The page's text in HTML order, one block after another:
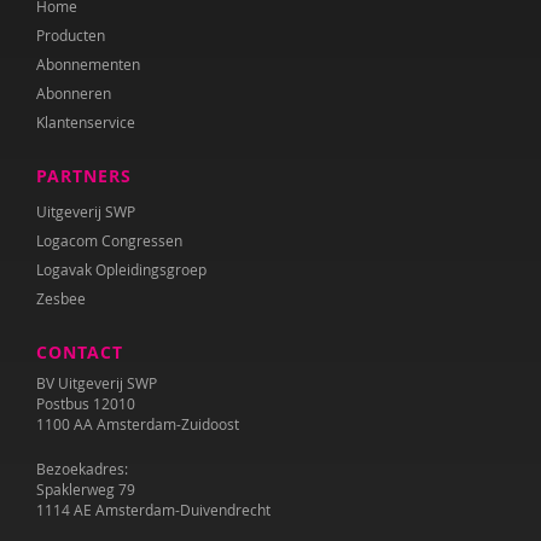
Kirsten Nøhr
Yasmine Oudriss-Kamouni
Anne Pennings
Bodine Romijn
Félice van der Sande
Wilma Schepers
Jeroen Schipper
Elly Singer
Sanne Spiero
Home
Producten
Abonnementen
Abonneren
Klantenservice
PARTNERS
Uitgeverij SWP
Logacom Congressen
Logavak Opleidingsgroep
Zesbee
CONTACT
BV Uitgeverij SWP
Postbus 12010
1100 AA Amsterdam-Zuidoost
Bezoekadres:
Spaklerweg 79
1114 AE Amsterdam-Duivendrecht